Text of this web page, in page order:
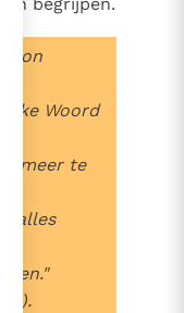
Woord
meer te
alles